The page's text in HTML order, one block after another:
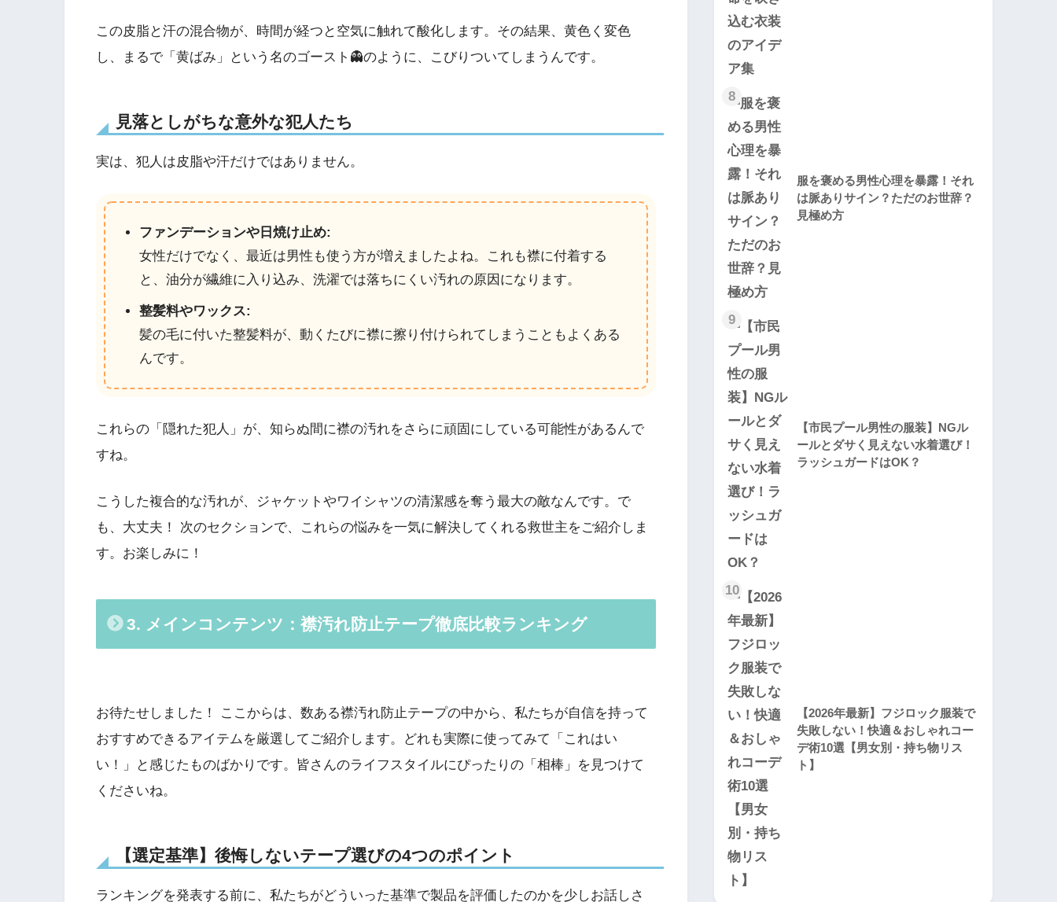
この皮脂と汗の混合物が、時間が経つと空気に触れて酸化します。その結果、黄色く変色
し、まるで「黄ばみ」という名のゴースト👻のように、こびりついてしまうんです。
見落としがちな意外な犯人たち
実は、犯人は皮脂や汗だけではありません。
ファンデーションや日焼け止め:
女性だけでなく、最近は男性も使う方が増えましたよね。これも襟に付着する
と、油分が繊維に入り込み、洗濯では落ちにくい汚れの原因になります。
整髪料やワックス:
髪の毛に付いた整髪料が、動くたびに襟に擦り付けられてしまうこともよくある
んです。
これらの「隠れた犯人」が、知らぬ間に襟の汚れをさらに頑固にしている可能性があるんで
すね。
こうした複合的な汚れが、ジャケットやワイシャツの清潔感を奪う最大の敵なんです。で
も、大丈夫！ 次のセクションで、これらの悩みを一気に解決してくれる救世主をご紹介しま
す。お楽しみに！
3. メインコンテンツ：襟汚れ防止テープ徹底比較ランキング
お待たせしました！ ここからは、数ある襟汚れ防止テープの中から、私たちが自信を持って
おすすめできるアイテムを厳選してご紹介します。どれも実際に使ってみて「これはい
い！」と感じたものばかりです。皆さんのライフスタイルにぴったりの「相棒」を見つけて
くださいね。
【選定基準】後悔しないテープ選びの4つのポイント
ランキングを発表する前に、私たちがどういった基準で製品を評価したのかを少しお話しさ
8
服を褒める男性心理を暴露！それ
は脈ありサイン？ただのお世辞？
見極め方
9
【市民プール男性の服装】NGル
ールとダサく見えない水着選び！
ラッシュガードはOK？
10
【2026年最新】フジロック服装で
失敗しない！快適＆おしゃれコー
デ術10選【男女別・持ち物リス
ト】